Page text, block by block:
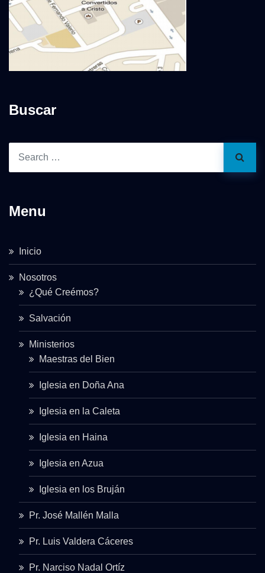
Buscar
Menu
Inicio
Nosotros
¿Qué Creémos?
Salvación
Ministerios
Maestras del Bien
Iglesia en Doña Ana
Iglesia en la Caleta
Iglesia en Haina
Iglesia en Azua
Iglesia en los Bruján
Pr. José Mallén Malla
Pr. Luis Valdera Cáceres
Pr. Narciso Nadal Ortíz